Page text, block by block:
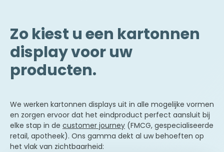
Zo kiest u een kartonnen
display voor uw
producten.
We werken kartonnen displays uit in alle mogelijke vormen
en zorgen ervoor dat het eindproduct perfect aansluit bij
elke stap in de customer journey (FMCG, gespecialiseerde
retail, apotheek). Ons gamma dekt al uw behoeften op
het vlak van zichtbaarheid: